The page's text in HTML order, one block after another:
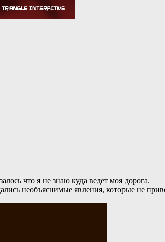
что я не знаю куда ведет моя дорога.
необъяснимые явления, которые не